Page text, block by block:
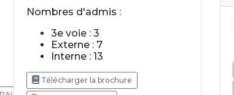
Nombres d'admis :
3e voie : 3
Externe : 7
Interne : 13
Télécharger la brochure